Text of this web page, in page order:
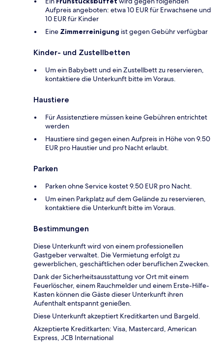
Aufpreis angeboten: etwa 10 EUR für Erwachsene und
10 EUR für Kinder
Eine Zimmerreinigung ist gegen Gebühr verfügbar
Kinder- und Zustellbetten
Um ein Babybett und ein Zustellbett zu reservieren,
kontaktiere die Unterkunft bitte im Voraus.
Haustiere
Für Assistenztiere müssen keine Gebühren entrichtet
werden
Haustiere sind gegen einen Aufpreis in Höhe von 9.50
EUR pro Haustier und pro Nacht erlaubt.
Parken
Parken ohne Service kostet 9.50 EUR pro Nacht.
Um einen Parkplatz auf dem Gelände zu reservieren,
kontaktiere die Unterkunft bitte im Voraus.
Bestimmungen
Diese Unterkunft wird von einem professionellen
Gastgeber verwaltet. Die Vermietung erfolgt zu
gewerblichen, geschäftlichen oder beruflichen Zwecken.
Dank der Sicherheitsausstattung vor Ort mit einem
Feuerlöscher, einem Rauchmelder und einem Erste-Hilfe-
Kasten können die Gäste dieser Unterkunft ihren
Aufenthalt entspannt genießen.
Diese Unterkunft akzeptiert Kreditkarten und Bargeld.
Akzeptierte Kreditkarten: Visa, Mastercard, American
Express, JCB International